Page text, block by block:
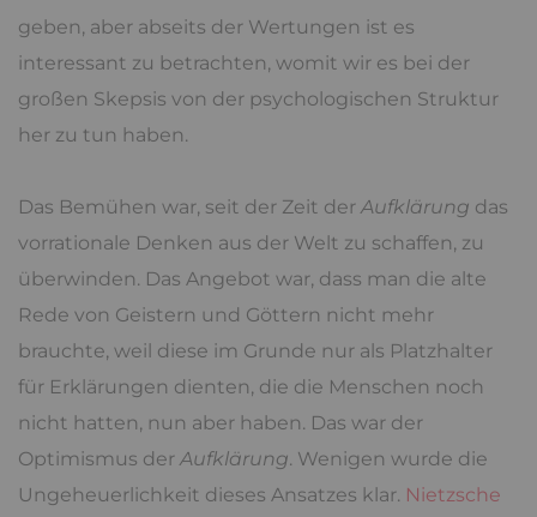
geben, aber abseits der Wertungen ist es
interessant zu betrachten, womit wir es bei der
großen Skepsis von der psychologischen Struktur
her zu tun haben.
Das Bemühen war, seit der Zeit der Aufklärung das
vorrationale Denken aus der Welt zu schaffen, zu
überwinden. Das Angebot war, dass man die alte
Rede von Geistern und Göttern nicht mehr
brauchte, weil diese im Grunde nur als Platzhalter
für Erklärungen dienten, die die Menschen noch
nicht hatten, nun aber haben. Das war der
Optimismus der Aufklärung. Wenigen wurde die
Ungeheuerlichkeit dieses Ansatzes klar. Nietzsche